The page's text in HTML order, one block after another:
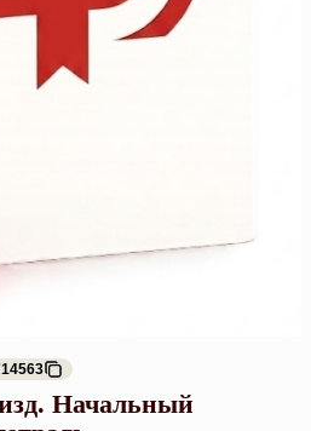
Начальный